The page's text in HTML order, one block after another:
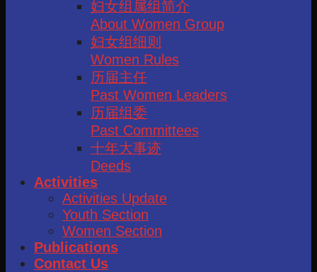
妇女组属组简介
About Women Group
妇女组细则
Women Rules
历届主任
Past Women Leaders
历届组委
Past Committees
十年大事迹
Deeds
Activities
Activities Update
Youth Section
Women Section
Publications
Contact Us